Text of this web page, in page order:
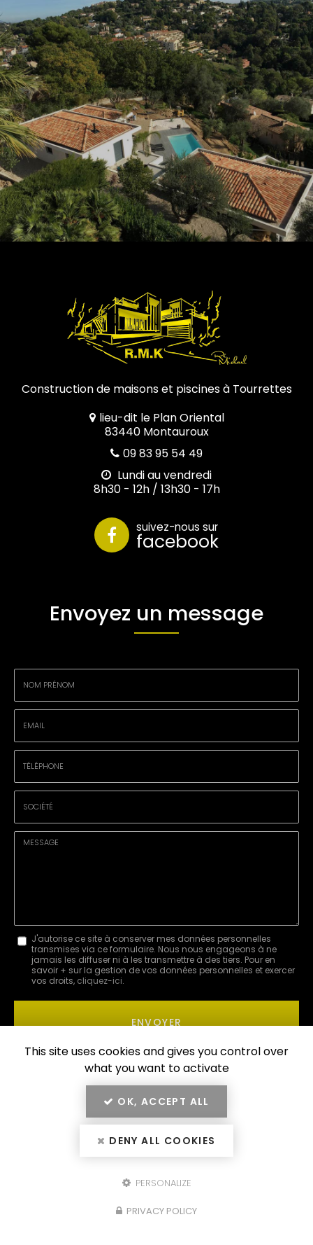
Construction de maisons et piscines à Tourrettes
lieu-dit le Plan Oriental
83440 Montauroux
09 83 95 54 49
Lundi au vendredi
8h30 - 12h / 13h30 - 17h
suivez-nous sur
facebook
Envoyez un message
Nom
Prénom
*
Email
*
Tél.
*
Société
Message
J'autorise ce site à conserver mes données personnelles
transmises via ce formulaire. Nous nous engageons à ne
jamais les diffuser ni à les transmettre à des tiers. Pour en
savoir + sur la gestion de vos données personnelles et exercer
vos droits, cliquez-ici.
Acceptation
ENVOYER
Zone d'intervention
Cannes
This site uses cookies and gives you control over
what you want to activate
OK, ACCEPT ALL
DENY ALL COOKIES
PERSONALIZE
PRIVACY POLICY